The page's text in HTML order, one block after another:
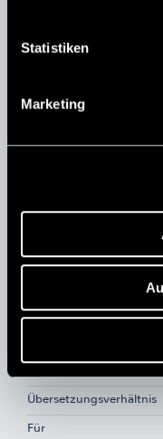
Statistiken
Marketing
MODELL:
Übersetzungsverhältnis
Für